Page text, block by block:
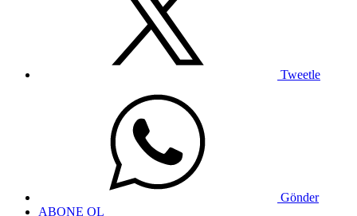
Tweetle
Gönder
ABONE OL